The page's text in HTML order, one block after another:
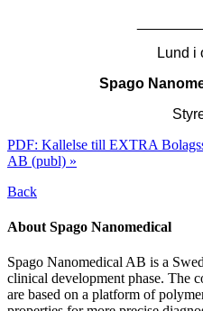
Lund i
Spago
PDF: Kallelse till EXTRA
AB (publ) »
Back
About Spago Nanomedical
Spago Nanomedical AB is a
clinical development phase. The
are based on a platform of